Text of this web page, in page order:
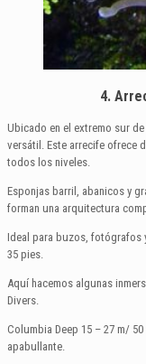
4.
Ubicado en el extremo sur
versátil. Este arrecife ofrece
todos los niveles.
Esponjas barril, abanicos y
forman una arquitectura
Ideal para buzos, fotógrafos
35 pies.
Aquí hacemos algunas
Divers.
Columbia Deep 15 – 27 m/
apabullante.